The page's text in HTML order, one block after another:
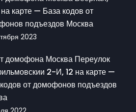
карте — База кодов от
подъездов Москва
2023
домофона Москва Переулок
2-И, 12 на карте —
от домофонов подъездов